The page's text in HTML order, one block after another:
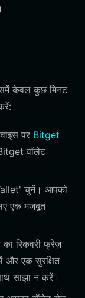
केवल कुछ मिनट
पर Bitget
वॉलेट
चुनें। आपको
एक मजबूत
का रिकवरी फ्रेज़
और एक सुरक्षित
साझा न करें।